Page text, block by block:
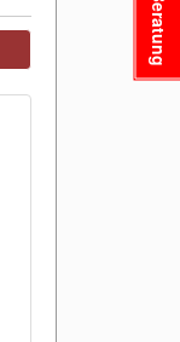
Beratung